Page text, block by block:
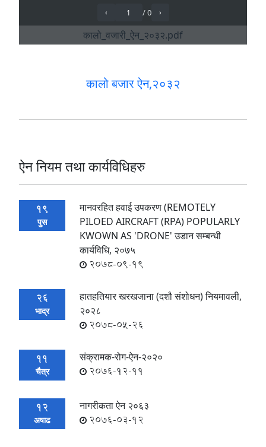
कालो बजार ऐन,२०३२
ऐन नियम तथा कार्यविधिहरु
19
पुस
मानवरहित हवाई उपकरण (REMOTELY
PILOED AIRCRAFT (RPA) POPULARLY
KWOWN AS 'DRONE' उडान सम्बन्धी
कार्यविधि, २०७५
2078-09-19
26
भाद्र
हातहतियार खरखजाना (दशौ संशोधन) नियमावली,
२०२८
2078-05-26
11
चैत्र
संक्रामक-रोग-ऐन-२०२०
2076-12-11
12
अषाढ
नागरीकता ऐन २०६३
2076-03-12